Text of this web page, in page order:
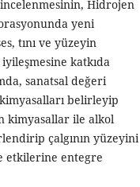
Hidrojen
yeni
tını ve yüzeyin
katkıda
sanatsal değeri
belirleyip
kimyasallar ile alkol
çalgının yüzeyini
etkilerine entegre